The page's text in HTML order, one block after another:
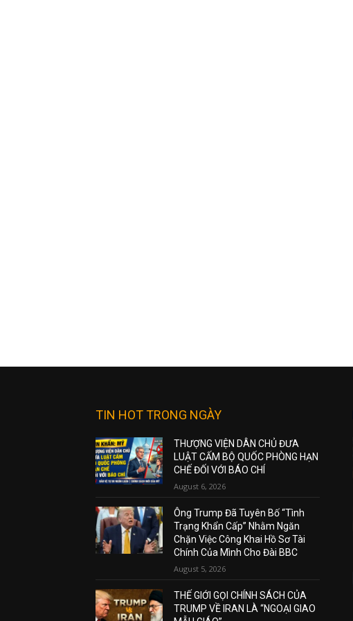
TIN HOT TRONG NGÀY
THƯỢNG VIỆN DÂN CHỦ ĐƯA
LUẬT CẤM BỘ QUỐC PHÒNG HẠN
CHẾ ĐỐI VỚI BÁO CHÍ
August 6, 2026
Ông Trump Đã Tuyên Bố “Tình
Trạng Khẩn Cấp” Nhằm Ngăn
Chặn Việc Công Khai Hồ Sơ Tài
Chính Của Mình Cho Đài BBC
August 5, 2026
THẾ GIỚI GỌI CHÍNH SÁCH CỦA
TRUMP VỀ IRAN LÀ “NGOẠI GIAO